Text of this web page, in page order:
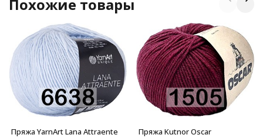
Похожие товары
Пряжа YarnArt Lana Attraente Пряжа Kutnor Oscar